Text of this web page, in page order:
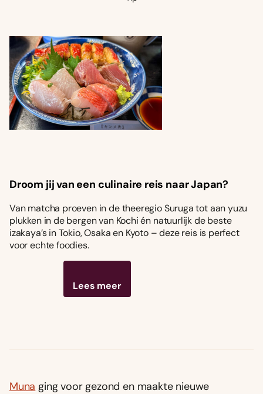
Droom jij van een culinaire reis naar Japan?
Van matcha proeven in de theeregio Suruga tot aan yuzu
plukken in de bergen van Kochi én natuurlijk de beste
izakaya’s in Tokio, Osaka en Kyoto – deze reis is perfect
voor echte foodies.
Lees meer
Muna ging voor gezond en maakte nieuwe